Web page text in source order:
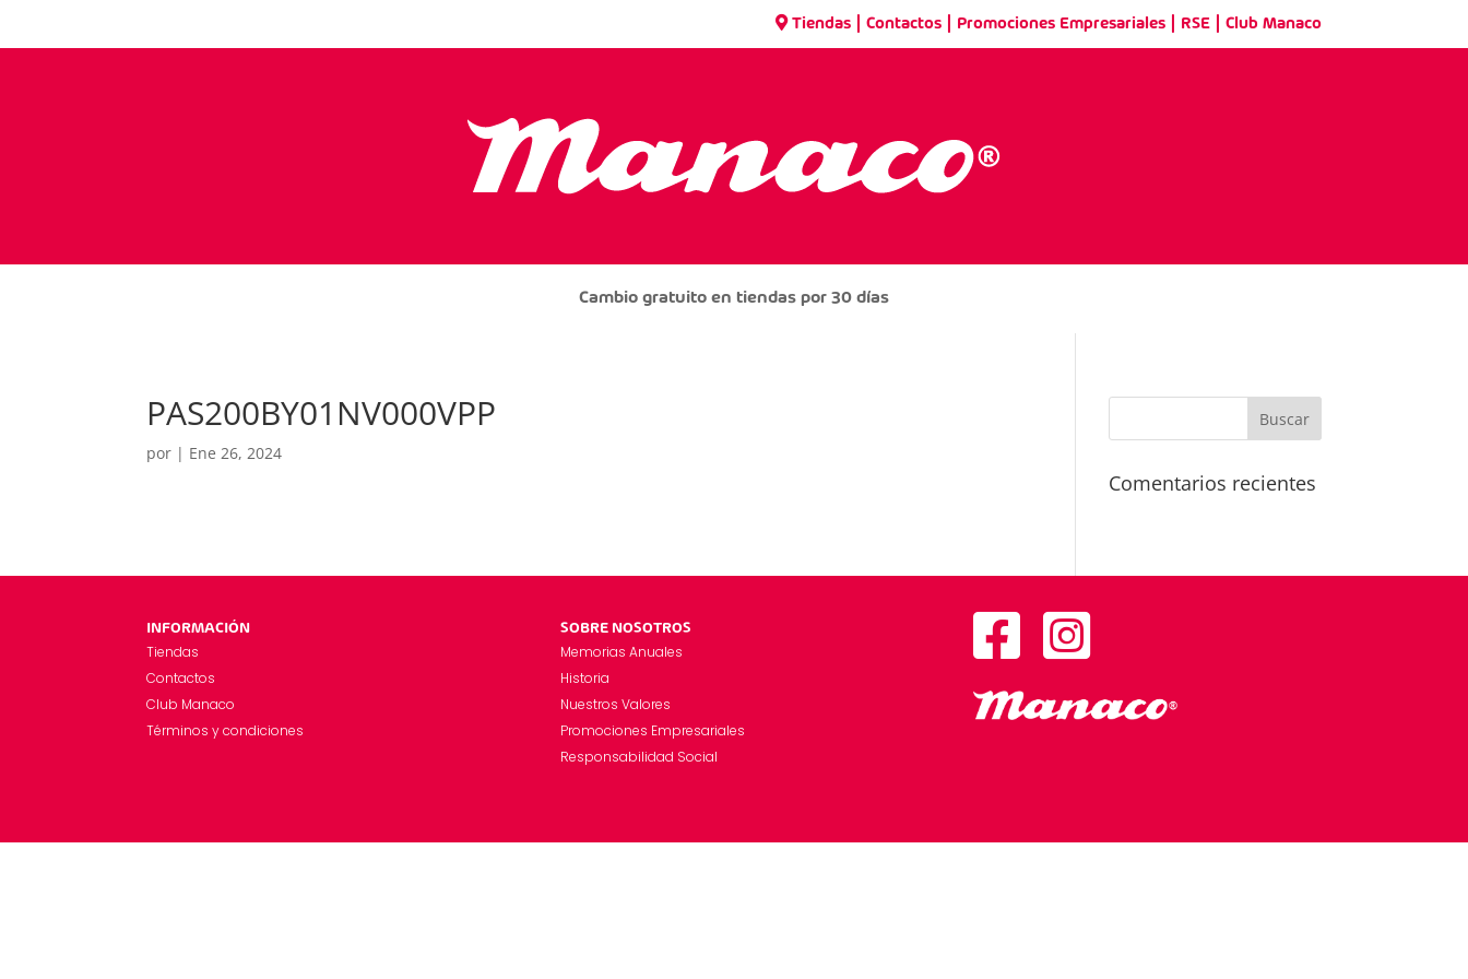
Tiendas| Contactos| Promociones Empresariales| RSE| Club Manaco
Cambio gratuito en tiendas por 30 días
PAS200BY01NV000VPP
por | Ene 26, 2024
Comentarios recientes
INFORMACIÓN
Tiendas
Contactos
Club Manaco
Términos y condiciones
SOBRE NOSOTROS
Memorias Anuales
Historia
Nuestros Valores
Promociones Empresariales
Responsabilidad Social